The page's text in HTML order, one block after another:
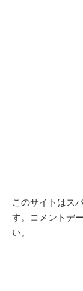
このサイトはス
す。 コメントデ
い。